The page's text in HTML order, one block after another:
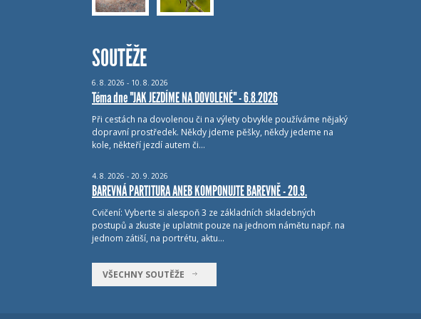
SOUTĚŽE
6. 8. 2026 - 10. 8. 2026
Téma dne "JAK JEZDÍME NA DOVOLENÉ" - 6.8.2026
Při cestách na dovolenou či na výlety obvykle používáme nějaký
dopravní prostředek. Někdy jdeme pěšky, někdy jedeme na
kole, někteří jezdí autem či…
4. 8. 2026 - 20. 9. 2026
BAREVNÁ PARTITURA ANEB KOMPONUJTE BAREVNĚ - 20.9.
Cvičení: Vyberte si alespoň 3 ze základních skladebných
postupů a zkuste je uplatnit pouze na jednom námětu např. na
jednom zátiší, na portrétu, aktu…
VŠECHNY SOUTĚŽE